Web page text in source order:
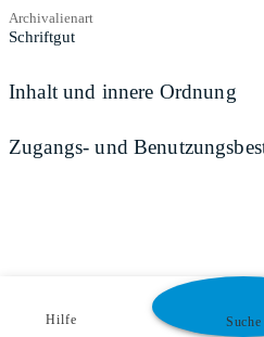
Archivalienart
Schriftgut
Inhalt und innere Ordnung
Zugangs- und
Hilfe Suche